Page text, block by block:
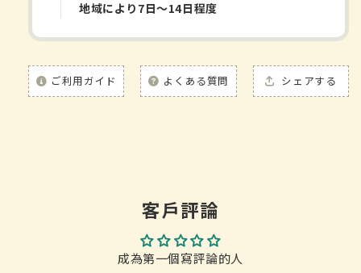
地域により7日〜14日程度
ご利用ガイド よくある質問 シェアする
客戶評論
成為第一個寫評論的人